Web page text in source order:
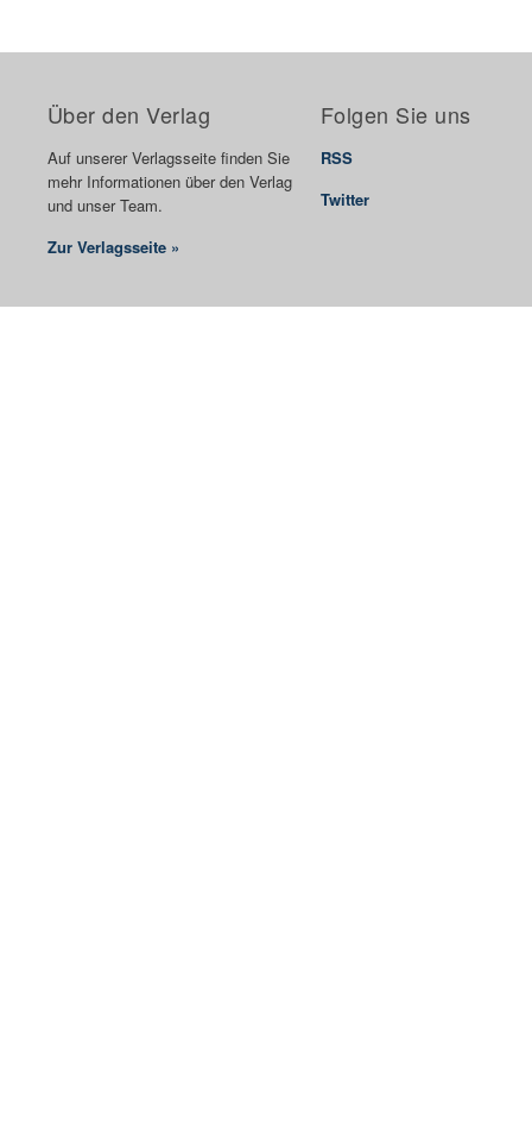
Über den Verlag
Auf unserer Verlagsseite finden Sie
mehr Informationen über den Verlag
und unser Team.
Zur Verlagsseite »
Folgen Sie uns
RSS
Twitter